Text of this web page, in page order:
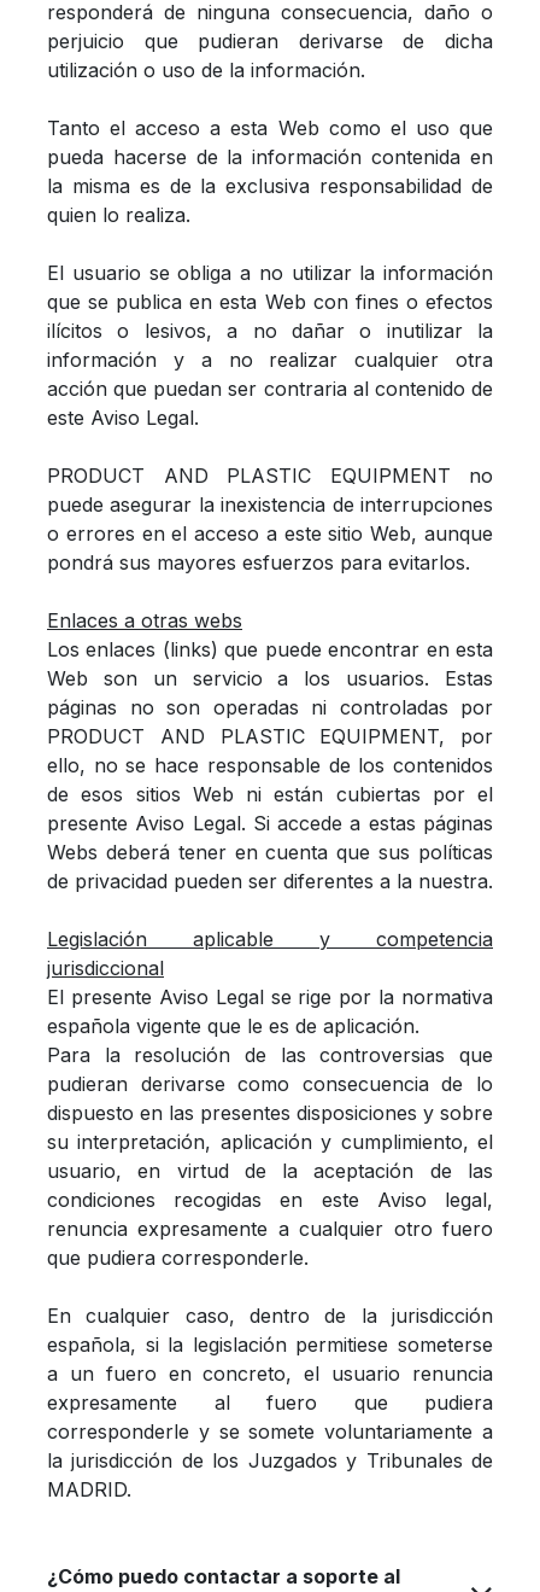
responderá de ninguna consecuencia, daño o
perjuicio que pudieran derivarse de dicha
utilización o uso de la información.
Tanto el acceso a esta Web como el uso que
pueda hacerse de la información contenida en
la misma es de la exclusiva responsabilidad de
quien lo realiza.
El usuario se obliga a no utilizar la información
que se publica en esta Web con fines o efectos
ilícitos o lesivos, a no dañar o inutilizar la
información y a no realizar cualquier otra
acción que puedan ser contraria al contenido de
este Aviso Legal.
PRODUCT AND PLASTIC EQUIPMENT no
puede asegurar la inexistencia de interrupciones
o errores en el acceso a este sitio Web, aunque
pondrá sus mayores esfuerzos para evitarlos.
Enlaces a otras webs
Los enlaces (links) que puede encontrar en esta
Web son un servicio a los usuarios. Estas
páginas no son operadas ni controladas por
PRODUCT AND PLASTIC EQUIPMENT, por
ello, no se hace responsable de los contenidos
de esos sitios Web ni están cubiertas por el
presente Aviso Legal. Si accede a estas páginas
Webs deberá tener en cuenta que sus políticas
de privacidad pueden ser diferentes a la nuestra.
Legislación aplicable y competencia
jurisdiccional
El presente Aviso Legal se rige por la normativa
española vigente que le es de aplicación.
Para la resolución de las controversias que
pudieran derivarse como consecuencia de lo
dispuesto en las presentes disposiciones y sobre
su interpretación, aplicación y cumplimiento, el
usuario, en virtud de la aceptación de las
condiciones recogidas en este Aviso legal,
renuncia expresamente a cualquier otro fuero
que pudiera corresponderle.
En cualquier caso, dentro de la jurisdicción
española, si la legislación permitiese someterse
a un fuero en concreto, el usuario renuncia
expresamente al fuero que pudiera
corresponderle y se somete voluntariamente a
la jurisdicción de los Juzgados y Tribunales de
MADRID.
¿Cómo puedo contactar a soporte al